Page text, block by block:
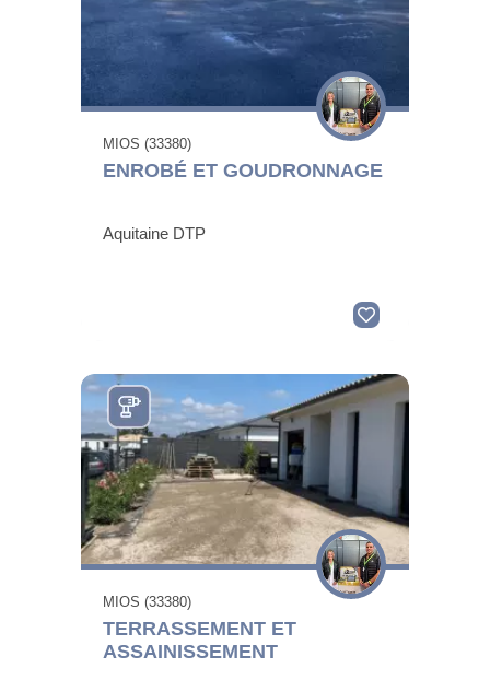
MIOS (33380)
ENROBÉ ET GOUDRONNAGE
Aquitaine DTP
MIOS (33380)
TERRASSEMENT ET
ASSAINISSEMENT